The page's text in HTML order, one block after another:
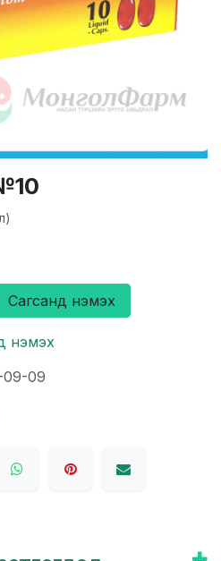
Сагсанд нэмэх
нэмэх
09-09